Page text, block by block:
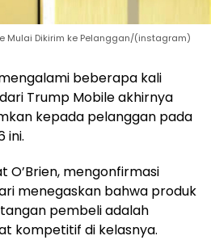
Mulai Dikirim ke Pelanggan/(instagram)
beberapa kali
Trump Mobile akhirnya
kepada pelanggan pada
ini.
O’Brien, mengonfirmasi
menegaskan bahwa produk
pembeli adalah
kompetitif di kelasnya.